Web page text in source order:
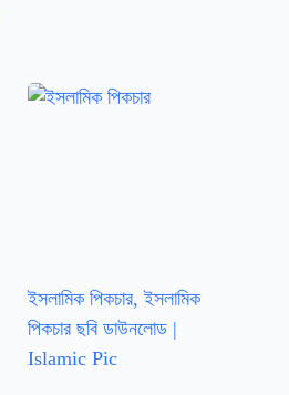
ইসলামিক পিকচার, ইসলামিক
পিকচার ছবি ডাউনলোড |
Islamic Pic